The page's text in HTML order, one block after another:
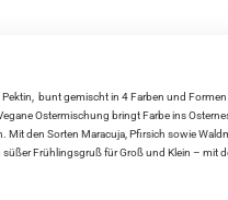
bunt gemischt in 4 Farben und Formen
Ostermischung bringt Farbe ins
den Sorten Maracuja, Pfirsich sowie
Frühlingsgruß für Groß und Klein – mit